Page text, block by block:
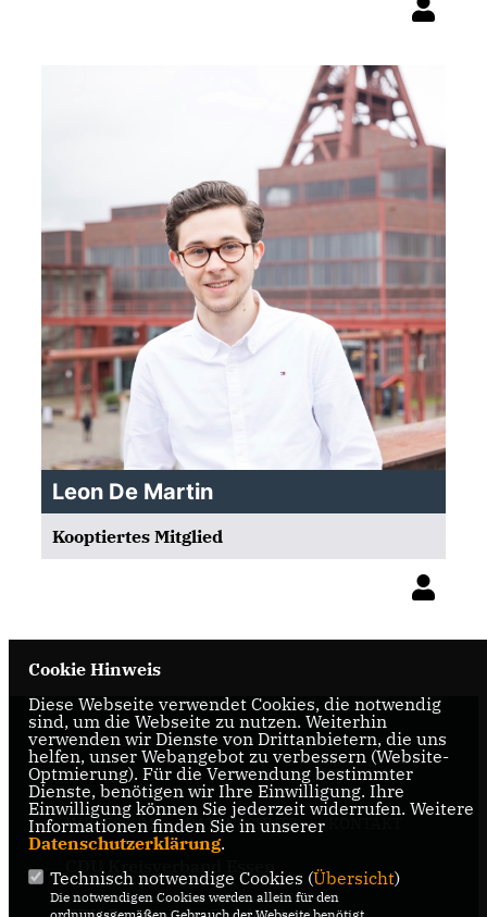
Leon De Martin
Kooptiertes Mitglied
Die Homepage der CDU Essen-Werden
IMPRESSUM DATENSCHUTZ
CDU Kreisverband Essen
Cookie Hinweis
Diese Webseite verwendet Cookies, die notwendig
sind, um die Webseite zu nutzen. Weiterhin
verwenden wir Dienste von Drittanbietern, die uns
helfen, unser Webangebot zu verbessern (Website-
Optmierung). Für die Verwendung bestimmter
Dienste, benötigen wir Ihre Einwilligung. Ihre
Einwilligung können Sie jederzeit widerrufen. Weitere
Informationen finden Sie in unserer
Datenschutzerklärung.
Technisch notwendige Cookies (Übersicht)
Die notwendigen Cookies werden allein für den